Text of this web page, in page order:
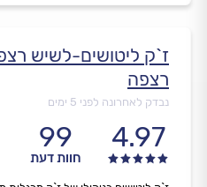
ז`ק ליטושים-לשיש
רצפה
נבדק לאחרונה לפני 5 ימים
4.97
99
חוות דעת